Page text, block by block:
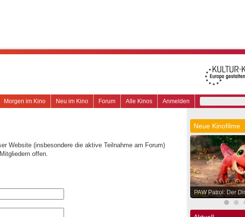
Anmelden
Alle Kinos
Forum
Neu im Kino
Morgen im Kino
Website (insbesondere die aktive Teilnahme am Forum)
offen.
Neue Kinofilme
PAW Patrol: Der